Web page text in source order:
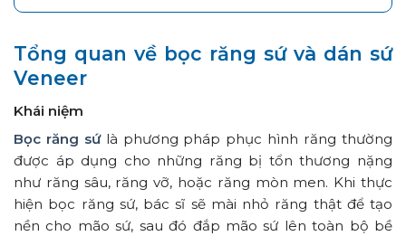
Tổng quan về bọc răng sứ và dán sứ
Veneer
Khái niệm
Bọc răng sứlà phương pháp phục hình răng thường
được áp dụng cho những răng bị tổn thương nặng
như răng sâu, răng vỡ, hoặc răng mòn men. Khi thực
hiện bọc răng sứ, bác sĩ sẽ mài nhỏ răng thật để tạo
nền cho mão sứ, sau đó đắp mão sứ lên toàn bộ bề